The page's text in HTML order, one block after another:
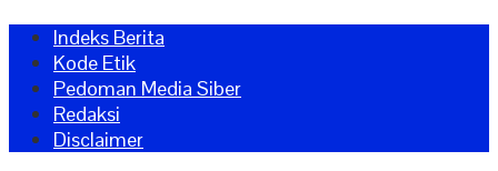
Indeks Berita
Kode Etik
Pedoman Media Siber
Redaksi
Disclaimer